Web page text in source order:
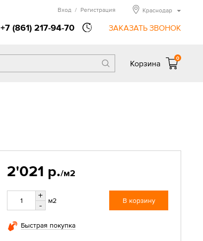
+7 (861) 217-94-70 ЗАКАЗАТЬ ЗВОНОК
Вход / Регистрация Краснодар
Корзина
0
2'021 р./м2
+
-
м2 В корзину
Быстрая покупка